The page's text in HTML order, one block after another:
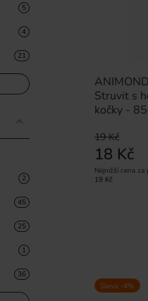
Struvit s
kočky -
19 Kč
18 Kč
Nejnižší cena
19 Kč
Sleva -4%
5
4
21
2
45
25
1
36